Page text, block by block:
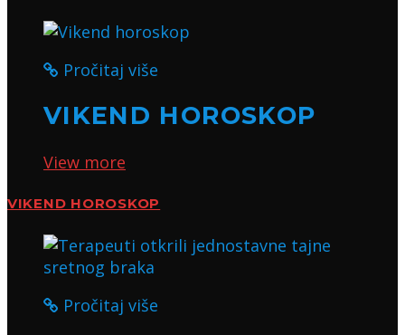
Pročitaj više
VIKEND HOROSKOP
View more
VIKEND HOROSKOP
Pročitaj više